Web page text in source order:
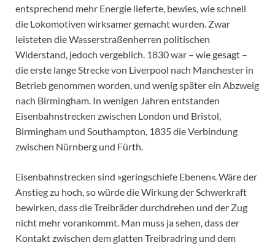
entsprechend mehr Energie lieferte, bewies, wie schnell
die Lokomotiven wirksamer gemacht wurden. Zwar
leisteten die Wasserstraßenherren politischen
Widerstand, jedoch vergeblich. 1830 war – wie gesagt –
die erste lange Strecke von Liverpool nach Manchester in
Betrieb genommen worden, und wenig später ein Abzweig
nach Birmingham. In wenigen Jahren entstanden
Eisenbahnstrecken zwischen London und Bristol,
Birmingham und Southampton, 1835 die Verbindung
zwischen Nürnberg und Fürth.
Eisenbahnstrecken sind »geringschiefe Ebenen«. Wäre der
Anstieg zu hoch, so würde die Wirkung der Schwerkraft
bewirken, dass die Treibräder durchdrehen und der Zug
nicht mehr vorankommt. Man muss ja sehen, dass der
Kontakt zwischen dem glatten Treibradring und dem